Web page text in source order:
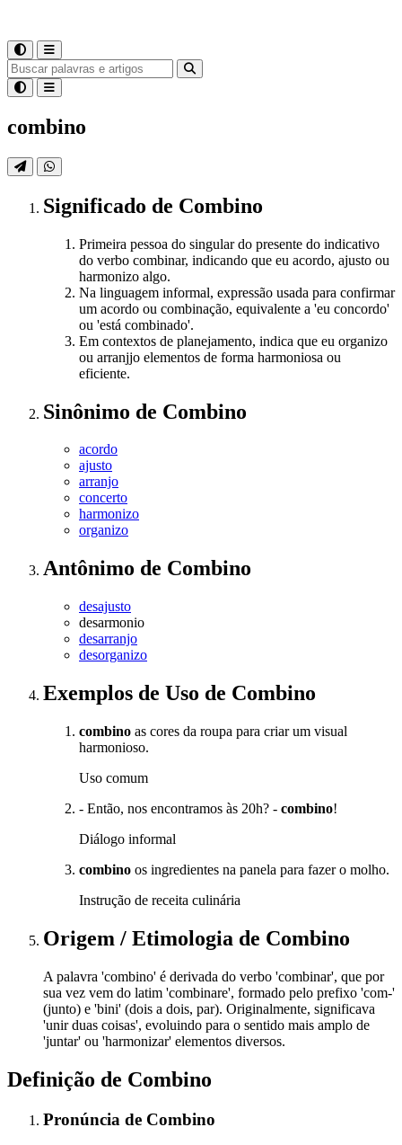
combino
Significado de Combino
Primeira pessoa do singular do presente do indicativo
do verbo combinar, indicando que eu acordo, ajusto ou
harmonizo algo.
Na linguagem informal, expressão usada para confirmar
um acordo ou combinação, equivalente a 'eu concordo'
ou 'está combinado'.
Em contextos de planejamento, indica que eu organizo
ou arranjjo elementos de forma harmoniosa ou
eficiente.
Sinônimo de Combino
acordo
ajusto
arranjo
concerto
harmonizo
organizo
Antônimo de Combino
desajusto
desarmonio
desarranjo
desorganizo
Exemplos de Uso de Combino
combino as cores da roupa para criar um visual
harmonioso.
Uso comum
- Então, nos encontramos às 20h? - combino!
Diálogo informal
combino os ingredientes na panela para fazer o molho.
Instrução de receita culinária
Origem / Etimologia de Combino
A palavra 'combino' é derivada do verbo 'combinar', que por
sua vez vem do latim 'combinare', formado pelo prefixo 'com-'
(junto) e 'bini' (dois a dois, par). Originalmente, significava
'unir duas coisas', evoluindo para o sentido mais amplo de
'juntar' ou 'harmonizar' elementos diversos.
Definição de Combino
Pronúncia de Combino